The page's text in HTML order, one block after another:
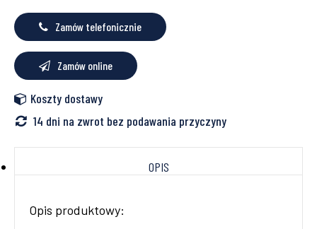
B
Bosch
Zamów telefonicznie
Zamów online
Koszty dostawy
14 dni na zwrot bez podawania przyczyny
OPIS
Opis produktowy: